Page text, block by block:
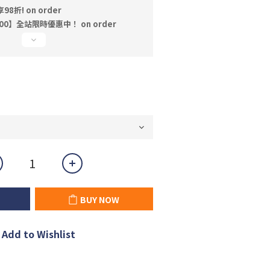
98折! on order
】全站限時優惠中！ on order
BUY NOW
Add to Wishlist